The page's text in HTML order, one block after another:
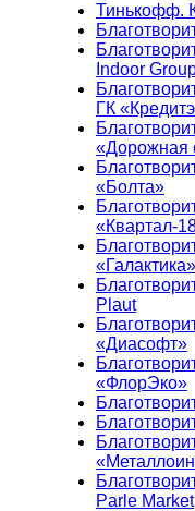
Тинькофф.
Indoor
ГК
«Дорожная
«Болта»
«Квартал-
«Галактика»
Plaut
«Диасофт»
«ФлорЭко»
Parle Market